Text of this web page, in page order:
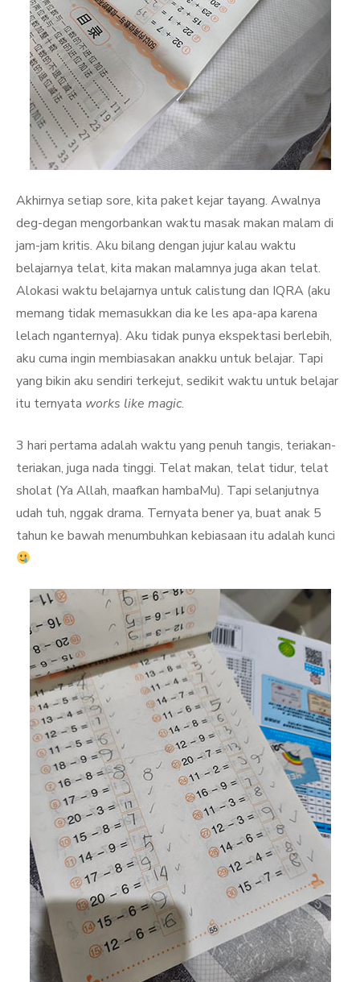
Akhirnya setiap sore, kita paket kejar tayang. Awalnya
deg-degan mengorbankan waktu masak makan malam di
jam-jam kritis. Aku bilang dengan jujur kalau waktu
belajarnya telat, kita makan malamnya juga akan telat.
Alokasi waktu belajarnya untuk calistung dan IQRA (aku
memang tidak memasukkan dia ke les apa-apa karena
lelach nganternya). Aku tidak punya ekspektasi berlebih,
aku cuma ingin membiasakan anakku untuk belajar. Tapi
yang bikin aku sendiri terkejut, sedikit waktu untuk belajar
itu ternyata works like magic.
3 hari pertama adalah waktu yang penuh tangis, teriakan-
teriakan, juga nada tinggi. Telat makan, telat tidur, telat
sholat (Ya Allah, maafkan hambaMu). Tapi selanjutnya
udah tuh, nggak drama. Ternyata bener ya, buat anak 5
tahun ke bawah menumbuhkan kebiasaan itu adalah kunci